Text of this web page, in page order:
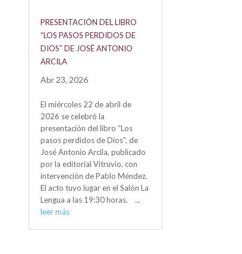
PRESENTACIÓN DEL LIBRO
“LOS PASOS PERDIDOS DE
DIOS” DE JOSÉ ANTONIO
ARCILA
Abr 23, 2026
El miércoles 22 de abril de
2026 se celebró la
presentación del libro “Los
pasos perdidos de Dios”, de
José Antonio Arcila, publicado
por la editorial Vitruvio, con
intervención de Pablo Méndez.
El acto tuvo lugar en el Salón La
Lengua a las 19:30 horas. ...
leer más